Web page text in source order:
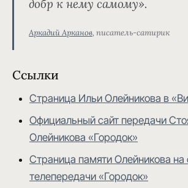
добр к нему самому».
Аркадий Арканов, писатель-сатирик
Ссылки
Страница Ильи Олейникова в
Официальный сайт передачи
Олейникова «Городок»
Страница памяти Олейникова на
телепередачи «Городок»